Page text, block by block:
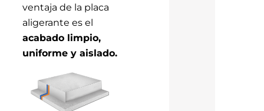
ventaja de la placa
aligerante es el
acabado limpio,
uniforme y aislado.